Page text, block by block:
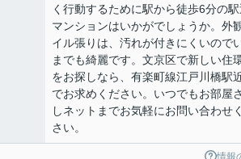
く行動するために駅から徒歩6分の
マンションはいかがでしょうか。外
イル張りは、汚れが付きにくいので
までも綺麗です。文京区で新しい住
をお探しなら、有楽町線江戸川橋駅
でお求めください。いつでもお部屋
しネットまでお気軽にお問い合わせ
さい。
情報